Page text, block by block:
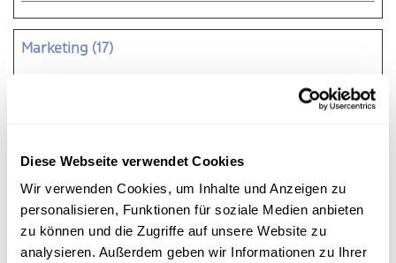
Diese Webseite verwendet Cookies
Wir verwenden Cookies, um Inhalte und Anzeigen zu
personalisieren, Funktionen für soziale Medien anbieten
zu können und die Zugriffe auf unsere Website zu
analysieren. Außerdem geben wir Informationen zu Ihrer
Marketing (17)
Les cookies marketing sont utilisés pour effectuer le
suivi des visiteurs au travers des sites web. Le but
intéressantes pour l'utilisateur individuel et donc
plus précieuses pour les éditeurs et annonceurs
tiers.
Durée